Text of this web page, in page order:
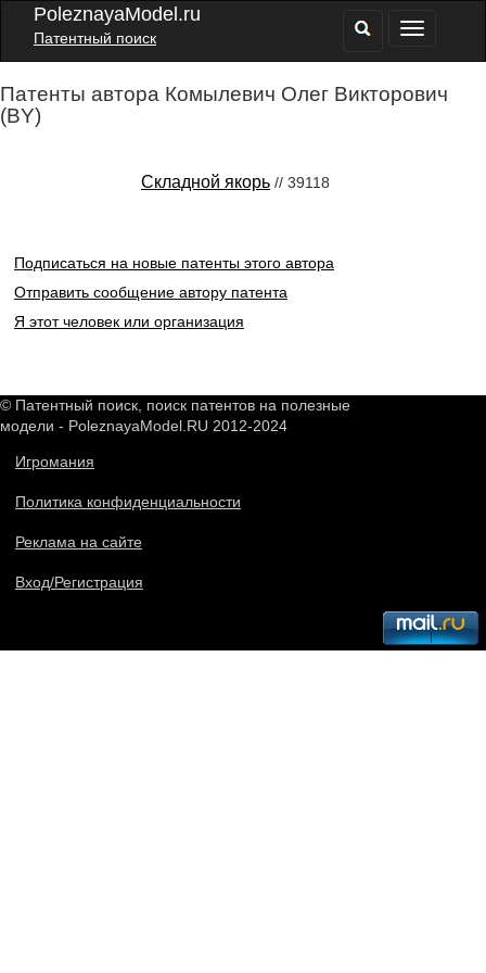
PoleznayaModel.ru
Патентный поиск
Патенты автора Комылевич Олег Викторович
(BY)
Складной якорь // 39118
Подписаться на новые патенты этого автора
Отправить сообщение автору патента
Я этот человек или организация
© Патентный поиск, поиск патентов на полезные
модели - PoleznayaModel.RU 2012-2024
Игромания
Политика конфиденциальности
Реклама на сайте
Вход/Регистрация